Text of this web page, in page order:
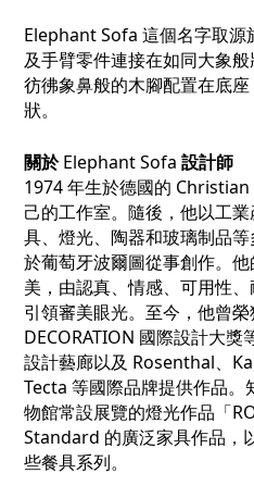
Elephant Sofa 這個名字取源
及手臂零件連接在如同大象
彷彿象鼻般的木腳配置在底
狀。
關於Elephant Sofa 設計師
1974 年生於德國的
己的工作室。隨後，他以工
具、燈光、陶器和玻璃制品
於葡萄牙波爾圖從事創作。
美，由認真、情感、可用性
引領審美眼光。至今，他曾
DECORATION 國際設計大
設計藝廊以及 Rosenthal、
Tecta 等國際品牌提供作品
物館常設展覽的燈光作品「
Standard 的廣泛家具作品，
些餐具系列。